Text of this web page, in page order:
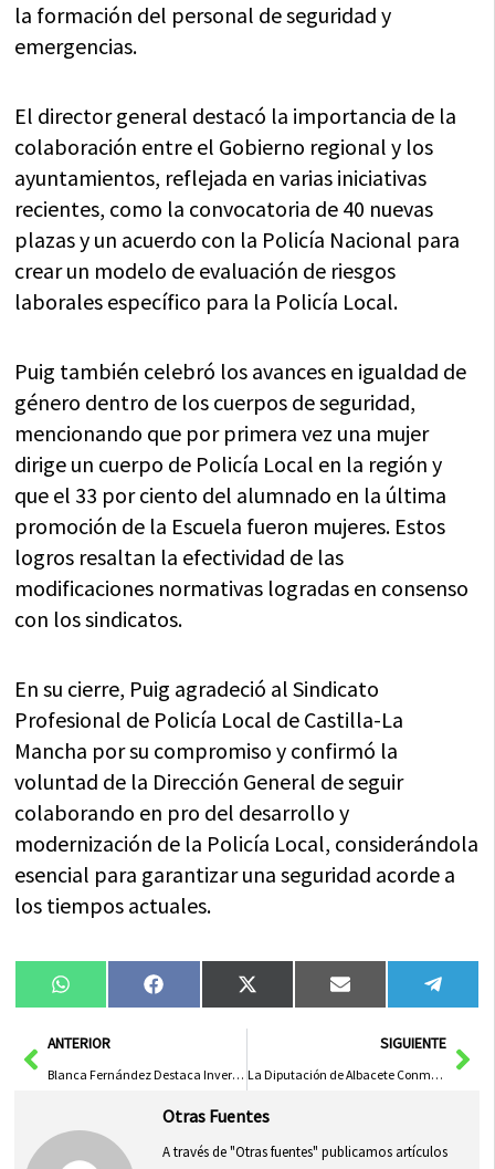
la formación del personal de seguridad y
emergencias.
El director general destacó la importancia de la
colaboración entre el Gobierno regional y los
ayuntamientos, reflejada en varias iniciativas
recientes, como la convocatoria de 40 nuevas
plazas y un acuerdo con la Policía Nacional para
crear un modelo de evaluación de riesgos
laborales específico para la Policía Local.
Puig también celebró los avances en igualdad de
género dentro de los cuerpos de seguridad,
mencionando que por primera vez una mujer
dirige un cuerpo de Policía Local en la región y
que el 33 por ciento del alumnado en la última
promoción de la Escuela fueron mujeres. Estos
logros resaltan la efectividad de las
modificaciones normativas logradas en consenso
con los sindicatos.
En su cierre, Puig agradeció al Sindicato
Profesional de Policía Local de Castilla-La
Mancha por su compromiso y confirmó la
voluntad de la Dirección General de seguir
colaborando en pro del desarrollo y
modernización de la Policía Local, considerándola
esencial para garantizar una seguridad acorde a
los tiempos actuales.
Compartir
en
WhatsAppCompartir
en
FacebookCompartir
en
X
(Twitter)
Compartir
en
Email
en
AntANTERIOR
Blanca Fernández Destaca Inversión de 38 Millones en Ciudad Real para Potenciar Talento y Competitividad Empresarial
SIGUIENTE
La Diputación de Albacete Conmemora 25 Años de Innovación Ambiental
Otras Fuentes
A través de "Otras fuentes" publicamos artículos